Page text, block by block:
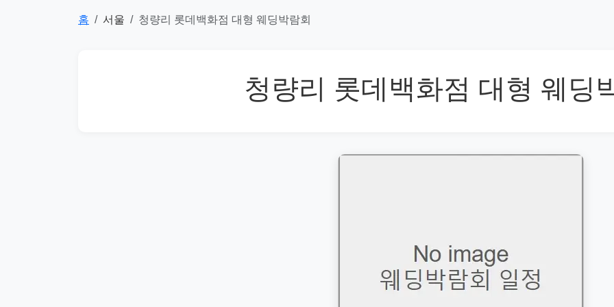
홈 서울 청량리 롯데백화점 대형 웨딩박람회
청량리 롯데백화점 대형 웨딩